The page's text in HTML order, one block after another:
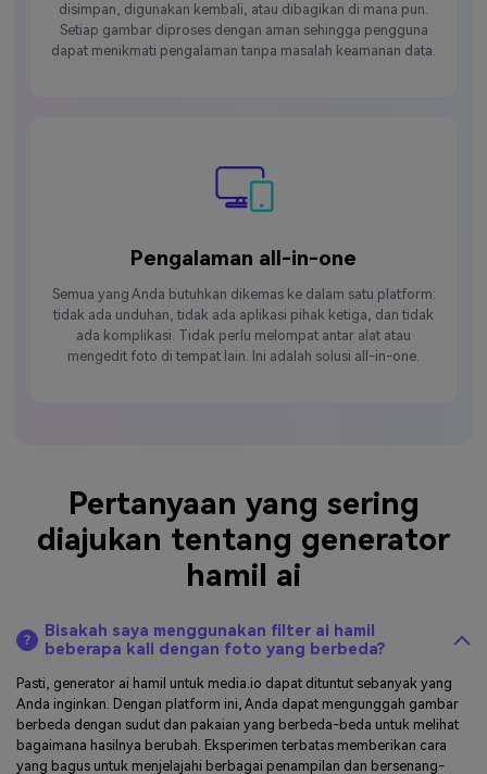
disimpan, digunakan kembali, atau dibagikan di mana pun.
Setiap gambar diproses dengan aman sehingga pengguna
dapat menikmati pengalaman tanpa masalah keamanan data.
Pengalaman all-in-one
Semua yang Anda butuhkan dikemas ke dalam satu platform:
tidak ada unduhan, tidak ada aplikasi pihak ketiga, dan tidak
ada komplikasi. Tidak perlu melompat antar alat atau
mengedit foto di tempat lain. Ini adalah solusi all-in-one.
Pertanyaan yang sering
diajukan tentang generator
hamil ai
Bisakah saya menggunakan filter ai hamil
beberapa kali dengan foto yang berbeda?
Pasti, generator ai hamil untuk media.io dapat dituntut sebanyak yang
Anda inginkan. Dengan platform ini, Anda dapat mengunggah gambar
berbeda dengan sudut dan pakaian yang berbeda-beda untuk melihat
bagaimana hasilnya berubah. Eksperimen terbatas memberikan cara
yang bagus untuk menjelajahi berbagai penampilan dan bersenang-